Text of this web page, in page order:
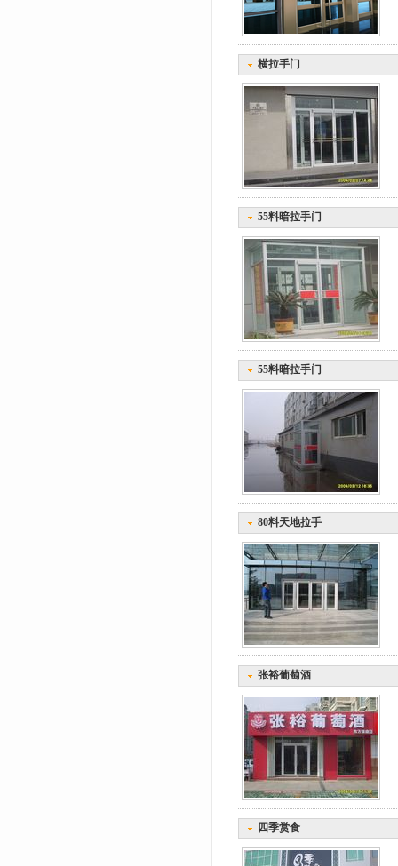
横拉手门
55料暗拉手门
55料暗拉手门
80料天地拉手
张裕葡萄酒
四季赏食